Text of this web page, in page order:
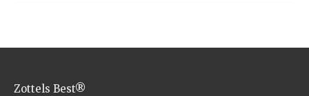
Zottels Best®